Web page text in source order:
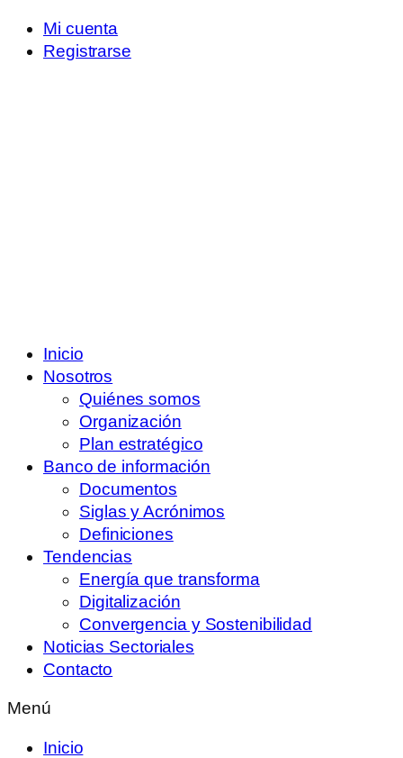
Mi cuenta
Registrarse
Inicio
Nosotros
Quiénes somos
Organización
Plan estratégico
Banco de información
Documentos
Siglas y Acrónimos
Definiciones
Tendencias
Energía que transforma
Digitalización
Convergencia y Sostenibilidad
Noticias Sectoriales
Contacto
Menú
Inicio